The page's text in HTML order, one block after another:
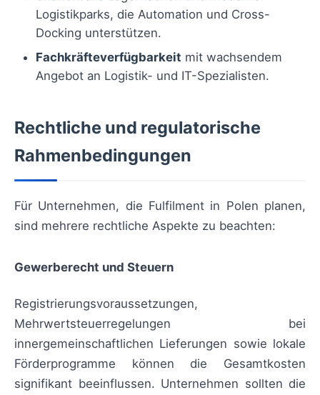
Logistikparks, die Automation und Cross-
Docking unterstützen.
Fachkräfteverfügbarkeit mit wachsendem
Angebot an Logistik- und IT-Spezialisten.
Rechtliche und regulatorische
Rahmenbedingungen
Für Unternehmen, die Fulfilment in Polen planen,
sind mehrere rechtliche Aspekte zu beachten:
Gewerberecht und Steuern
Registrierungsvoraussetzungen,
Mehrwertsteuerregelungen bei
innergemeinschaftlichen Lieferungen sowie lokale
Förderprogramme können die Gesamtkosten
signifikant beeinflussen. Unternehmen sollten die